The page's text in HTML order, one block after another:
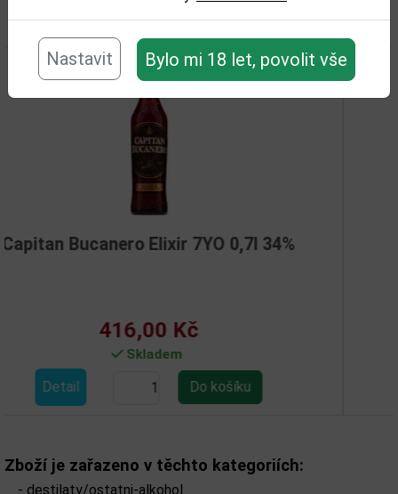
Nastavit Bylo mi 18 let, povolit vše
Související zboží
7YO 0,7l 34% Rum Sailor
Zboží je zařazeno v těchto kategoriích:
- destilaty/ostatni-alkohol